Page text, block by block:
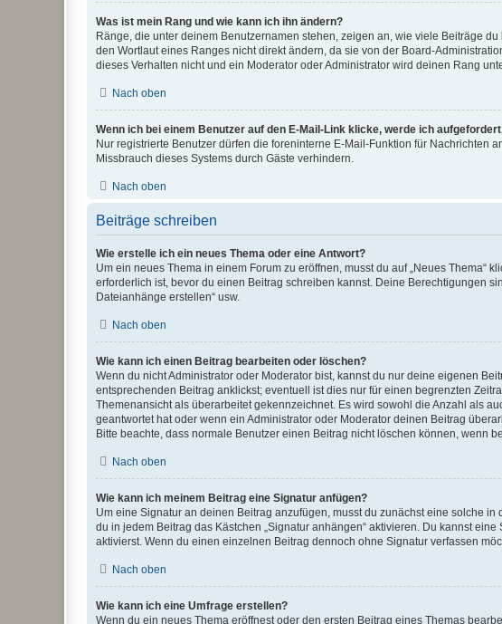
Was ist mein Rang und wie kann ich ihn ändern?
Ränge, die unter deinem Benutzernamen stehen, zeigen an, wie viele Beiträge
den Wortlaut eines Ranges nicht direkt ändern, da sie von der Board-
dieses Verhalten nicht und ein Moderator oder Administrator wird deinen Rang
Nach oben
Wenn ich bei einem Benutzer auf den E-Mail-Link klicke, werde ich
Nur registrierte Benutzer dürfen die foreninterne E-Mail-Funktion für Nachrichten
Missbrauch dieses Systems durch Gäste verhindern.
Nach oben
Beiträge schreiben
Wie erstelle ich ein neues Thema oder eine Antwort?
Um ein neues Thema in einem Forum zu eröffnen, musst du auf „Neues Thema“
erforderlich ist, bevor du einen Beitrag schreiben kannst. Deine Berechtigungen
Dateianhänge erstellen“ usw.
Nach oben
Wie kann ich einen Beitrag bearbeiten oder löschen?
Wenn du nicht Administrator oder Moderator bist, kannst du nur deine eigenen
entsprechenden Beitrag anklickst; eventuell ist dies nur für einen begrenzten
Themenansicht als überarbeitet gekennzeichnet. Es wird sowohl die Anzahl als
geantwortet hat oder wenn ein Administrator oder Moderator deinen Beitrag
Bitte beachte, dass normale Benutzer einen Beitrag nicht löschen können, wenn
Nach oben
Wie kann ich meinem Beitrag eine Signatur anfügen?
Um eine Signatur an deinen Beitrag anzufügen, musst du zunächst eine solche
du in jedem Beitrag das Kästchen „Signatur anhängen“ aktivieren. Du kannst
aktivierst. Wenn du einen einzelnen Beitrag dennoch ohne Signatur verfassen
Nach oben
Wie kann ich eine Umfrage erstellen?
Wenn du ein neues Thema eröffnest oder den ersten Beitrag eines Themas